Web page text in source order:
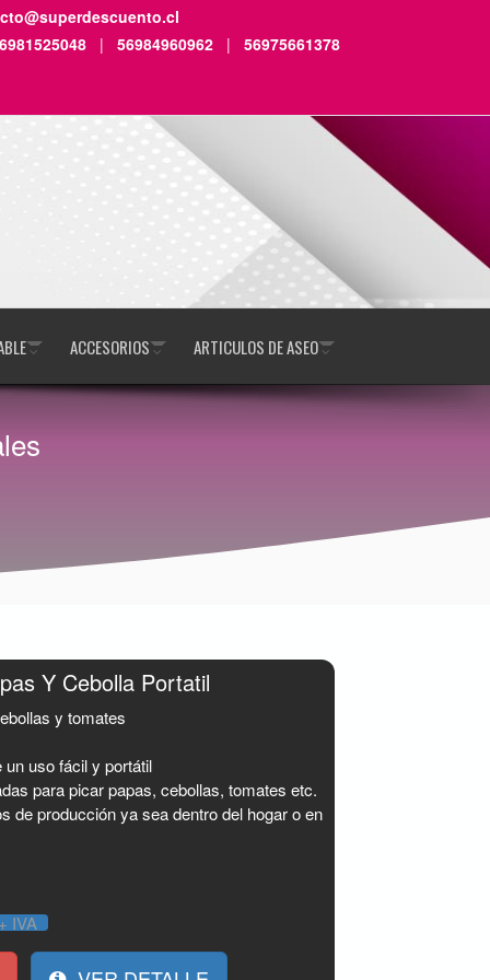
| 56984960962 | 56975661378
ACCESORIOS ARTICULOS DE ASEO
Y Cebolla Portatil
y tomates
uso fácil y portátil
para picar papas, cebollas, tomates etc.
de producción ya sea dentro del hogar o en
IVA